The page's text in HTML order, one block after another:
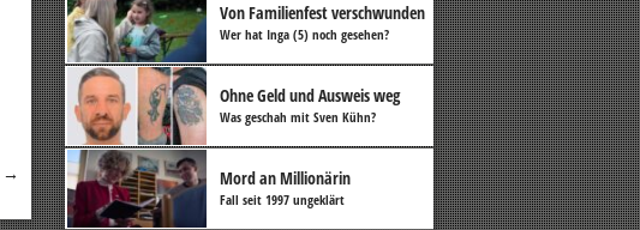
→
Von Familienfest verschwunden
Wer hat Inga (5) noch gesehen?
Ohne Geld und Ausweis weg
Was geschah mit Sven Kühn?
Mord an Millionärin
Fall seit 1997 ungeklärt